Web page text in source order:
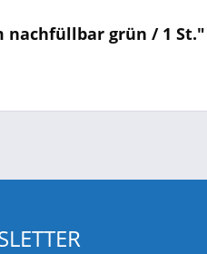
nachfüllbar grün / 1 St."